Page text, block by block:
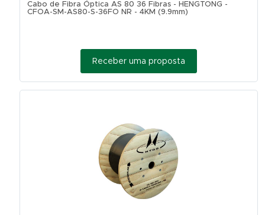
Cabo de Fibra Óptica AS 80 36 Fibras - HENGTONG -
CFOA-SM-AS80-S-36FO NR - 4KM (9.9mm)
Receber uma proposta